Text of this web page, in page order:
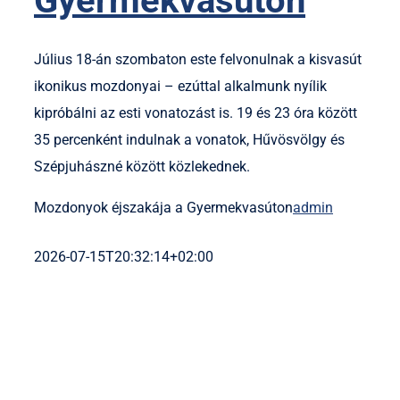
Július 18-án szombaton este felvonulnak a kisvasút
ikonikus mozdonyai – ezúttal alkalmunk nyílik
kipróbálni az esti vonatozást is. 19 és 23 óra között
35 percenként indulnak a vonatok, Hűvösvölgy és
Szépjuhászné között közlekednek.
Mozdonyok éjszakája a Gyermekvasútonadmin
2026-07-15T20:32:14+02:00